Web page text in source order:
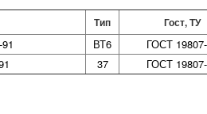
Тип Гост, ТУ
ВТ6 ГОСТ
37 ГОСТ